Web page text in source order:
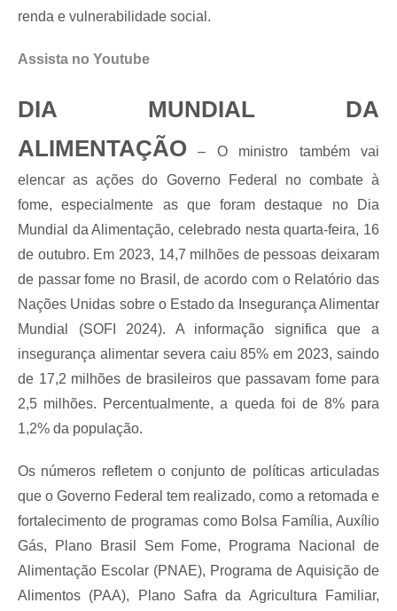
renda e vulnerabilidade social.
Assista no Youtube
DIA MUNDIAL DA
ALIMENTAÇÃO – O ministro também vai
elencar as ações do Governo Federal no combate à
fome, especialmente as que foram destaque no Dia
Mundial da Alimentação, celebrado nesta quarta-feira, 16
de outubro. Em 2023, 14,7 milhões de pessoas deixaram
de passar fome no Brasil, de acordo com o Relatório das
Nações Unidas sobre o Estado da Insegurança Alimentar
Mundial (SOFI 2024). A informação significa que a
insegurança alimentar severa caiu 85% em 2023, saindo
de 17,2 milhões de brasileiros que passavam fome para
2,5 milhões. Percentualmente, a queda foi de 8% para
1,2% da população.
Os números refletem o conjunto de políticas articuladas
que o Governo Federal tem realizado, como a retomada e
fortalecimento de programas como Bolsa Família, Auxílio
Gás, Plano Brasil Sem Fome, Programa Nacional de
Alimentação Escolar (PNAE), Programa de Aquisição de
Alimentos (PAA), Plano Safra da Agricultura Familiar,